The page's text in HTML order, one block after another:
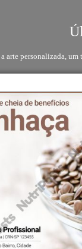
arte personalizada,